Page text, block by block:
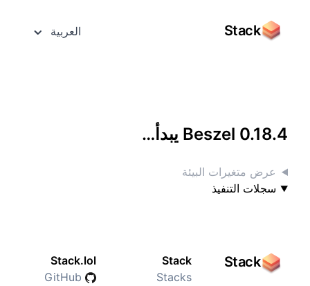
Stack العربية
Beszel 0.18.4 يبدأ…
عرض متغيرات البيئة
سجلات التنفيذ
Stack
Stack
Stacks
Stack.lol